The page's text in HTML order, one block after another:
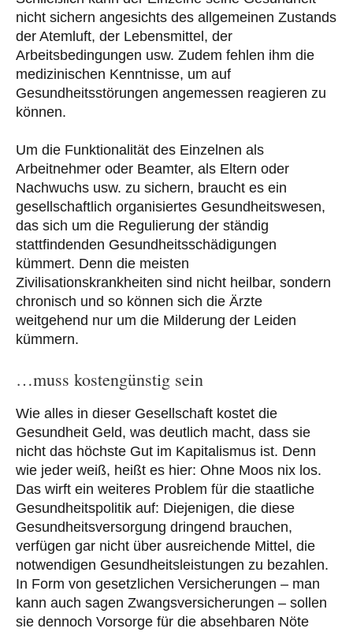
nicht sichern angesichts des allgemeinen Zustands
der Atemluft, der Lebensmittel, der
Arbeitsbedingungen usw. Zudem fehlen ihm die
medizinischen Kenntnisse, um auf
Gesundheitsstörungen angemessen reagieren zu
können.
Um die Funktionalität des Einzelnen als
Arbeitnehmer oder Beamter, als Eltern oder
Nachwuchs usw. zu sichern, braucht es ein
gesellschaftlich organisiertes Gesundheitswesen,
das sich um die Regulierung der ständig
stattfindenden Gesundheitsschädigungen
kümmert. Denn die meisten
Zivilisationskrankheiten sind nicht heilbar, sondern
chronisch und so können sich die Ärzte
weitgehend nur um die Milderung der Leiden
kümmern.
…muss kostengünstig sein
Wie alles in dieser Gesellschaft kostet die
Gesundheit Geld, was deutlich macht, dass sie
nicht das höchste Gut im Kapitalismus ist. Denn
wie jeder weiß, heißt es hier: Ohne Moos nix los.
Das wirft ein weiteres Problem für die staatliche
Gesundheitspolitik auf: Diejenigen, die diese
Gesundheitsversorgung dringend brauchen,
verfügen gar nicht über ausreichende Mittel, die
notwendigen Gesundheitsleistungen zu bezahlen.
In Form von gesetzlichen Versicherungen – man
kann auch sagen Zwangsversicherungen – sollen
sie dennoch Vorsorge für die absehbaren Nöte